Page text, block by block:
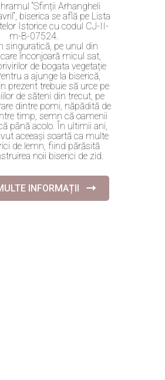
“Sfinții Arhangheli
biserica se află pe Lista
Istorice cu codul CJ-II-
m-B-07524.
singuratică, pe unul din
înconjoară micul sat,
de bogata vegetație
a ajunge la biserică,
prezent trebuie să urce pe
de săteni din trecut, pe
dintre pomi, năpădită de
timp, semn că oamenii
până acolo. În ultimii ani,
aceeași soartă ca multe
de lemn, fiind părăsită
noii biserici de zid.
INFORMAȚII